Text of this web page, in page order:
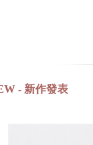
- 新作發表